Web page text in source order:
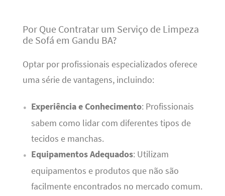
Por Que Contratar um Serviço de Limpeza
de Sofá em Gandu BA?
Optar por profissionais especializados oferece
uma série de vantagens, incluindo:
Experiência e Conhecimento: Profissionais
sabem como lidar com diferentes tipos de
tecidos e manchas.
Equipamentos Adequados: Utilizam
equipamentos e produtos que não são
facilmente encontrados no mercado comum.